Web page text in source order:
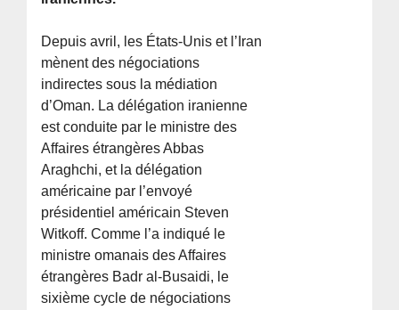
Depuis avril, les États-Unis et l’Iran
mènent des négociations
indirectes sous la médiation
d’Oman. La délégation iranienne
est conduite par le ministre des
Affaires étrangères Abbas
Araghchi, et la délégation
américaine par l’envoyé
présidentiel américain Steven
Witkoff. Comme l’a indiqué le
ministre omanais des Affaires
étrangères Badr al-Busaidi, le
sixième cycle de négociations